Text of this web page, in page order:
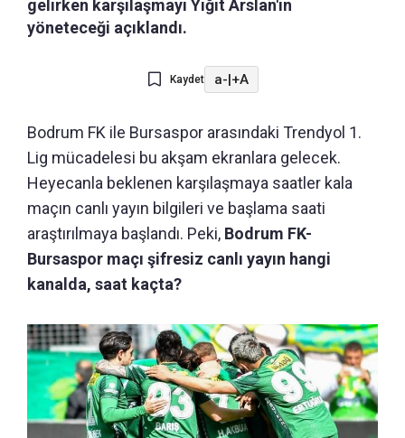
gelirken karşılaşmayı Yiğit Arslan'ın
yöneteceği açıklandı.
Kaydet a-|+A
Bodrum FK ile Bursaspor arasındaki Trendyol 1.
Lig mücadelesi bu akşam ekranlara gelecek.
Heyecanla beklenen karşılaşmaya saatler kala
maçın canlı yayın bilgileri ve başlama saati
araştırılmaya başlandı. Peki, Bodrum FK-
Bursaspor maçı şifresiz canlı yayın hangi
kanalda, saat kaçta?